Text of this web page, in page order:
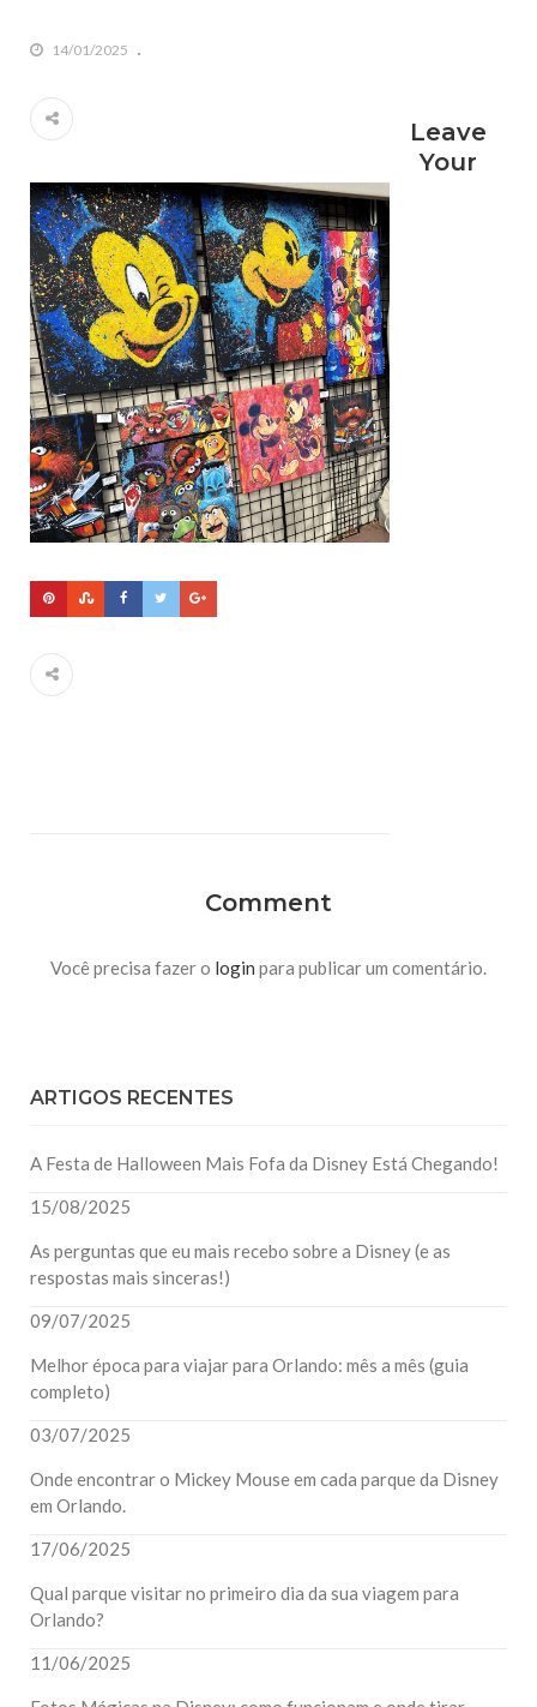
14/01/2025
Leave
Your
Comment
Você precisa fazer o login para publicar um comentário.
ARTIGOS RECENTES
A Festa de Halloween Mais Fofa da Disney Está Chegando!
15/08/2025
As perguntas que eu mais recebo sobre a Disney (e as
respostas mais sinceras!)
09/07/2025
Melhor época para viajar para Orlando: mês a mês (guia
completo)
03/07/2025
Onde encontrar o Mickey Mouse em cada parque da Disney
em Orlando.
17/06/2025
Qual parque visitar no primeiro dia da sua viagem para
Orlando?
11/06/2025